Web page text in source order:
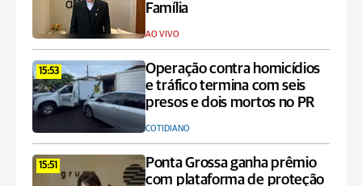
Família
AO VIVO
15:53
Operação contra homicídios
e tráfico termina com seis
presos e dois mortos no PR
COTIDIANO
15:51
Ponta Grossa ganha prêmio
com plataforma de proteção